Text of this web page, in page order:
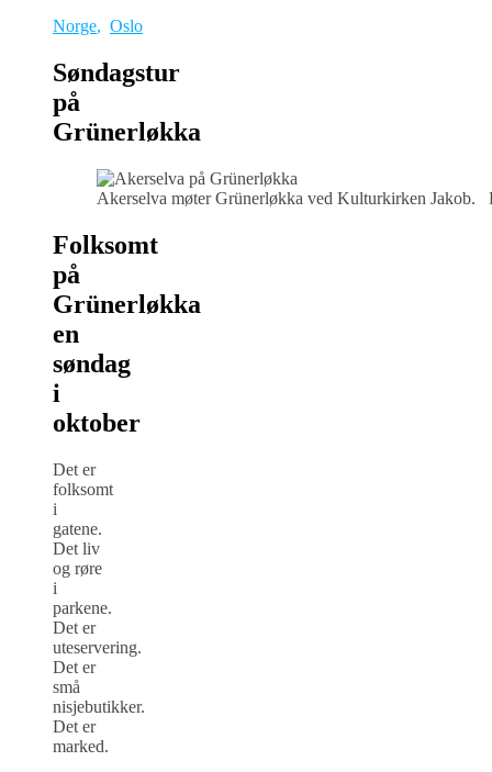
Norge, Oslo
Søndagstur
på
Grünerløkka
Akerselva møter Grünerløkka ved Kulturkirken Jakob.
Folksomt
på
Grünerløkka
en
søndag
i
oktober
Det er
folksomt
i
gatene.
Det liv
og røre
i
parkene.
Det er
uteservering.
Det er
små
nisjebutikker.
Det er
marked.